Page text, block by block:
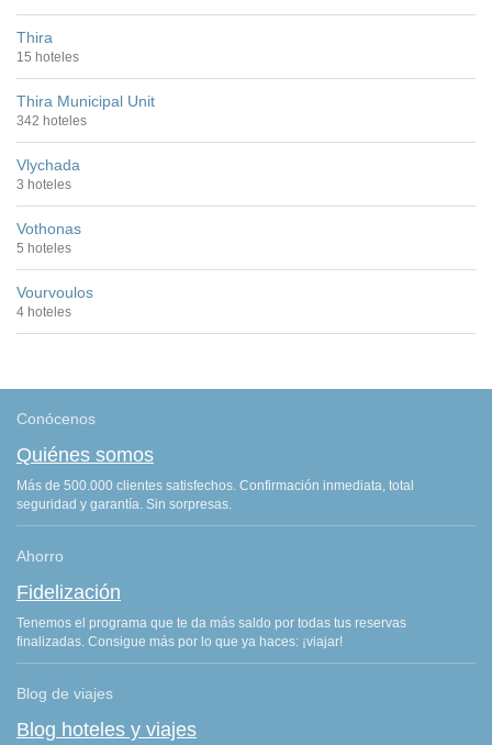
Thira
15 hoteles
Thira Municipal Unit
342 hoteles
Vlychada
3 hoteles
Vothonas
5 hoteles
Vourvoulos
4 hoteles
Conócenos
Quiénes somos
Más de 500.000 clientes satisfechos. Confirmación inmediata, total
seguridad y garantía. Sin sorpresas.
Ahorro
Fidelización
Tenemos el programa que te da más saldo por todas tus reservas
finalizadas. Consigue más por lo que ya haces: ¡viajar!
Blog de viajes
Blog hoteles y viajes